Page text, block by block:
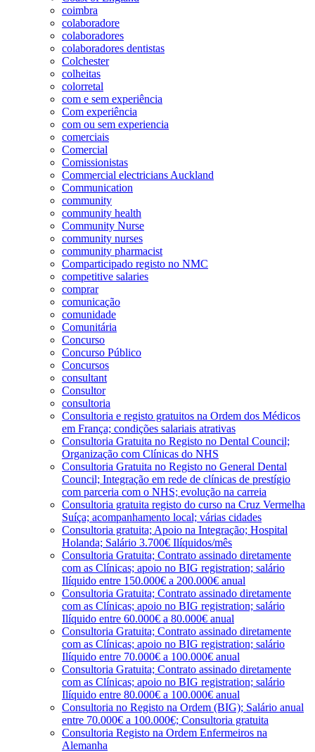
coimbra
colaboradore
colaboradores
colaboradores dentistas
Colchester
colheitas
colorretal
com e sem experiência
Com experiência
com ou sem experiencia
comerciais
Comercial
Comissionistas
Commercial electricians Auckland
Communication
community
community health
Community Nurse
community nurses
community pharmacist
Comparticipado registo no NMC
competitive salaries
comprar
comunicação
comunidade
Comunitária
Concurso
Concurso Público
Concursos
consultant
Consultor
consultoria
Consultoria e registo gratuitos na Ordem dos Médicos
em França; condições salariais atrativas
Consultoria Gratuita no Registo no Dental Council;
Organização com Clínicas do NHS
Consultoria Gratuita no Registo no General Dental
Council; Integração em rede de clínicas de prestígio
com parceria com o NHS; evolução na carreia
Consultoria gratuita registo do curso na Cruz Vermelha
Suíça; acompanhamento local; várias cidades
Consultoria gratuita; Apoio na Integração; Hospital
Holanda; Salário 3.700€ Ilíquidos/mês
Consultoria Gratuita; Contrato assinado diretamente
com as Clínicas; apoio no BIG registration; salário
Ilíquido entre 150.000€ a 200.000€ anual
Consultoria Gratuita; Contrato assinado diretamente
com as Clínicas; apoio no BIG registration; salário
Ilíquido entre 60.000€ a 80.000€ anual
Consultoria Gratuita; Contrato assinado diretamente
com as Clínicas; apoio no BIG registration; salário
Ilíquido entre 70.000€ a 100.000€ anual
Consultoria Gratuita; Contrato assinado diretamente
com as Clínicas; apoio no BIG registration; salário
Ilíquido entre 80.000€ a 100.000€ anual
Consultoria no Registo na Ordem (BIG); Salário anual
entre 70.000€ a 100.000€; Consultoria gratuita
Consultoria Registo na Ordem Enfermeiros na
Alemanha